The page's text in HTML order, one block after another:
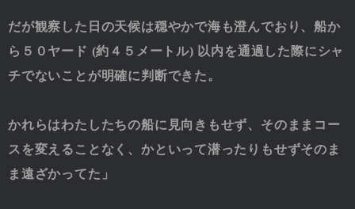
だが観察した日の天候は穏やかで海も澄んでおり、船か
ら５０ヤード (約４５メートル) 以内を通過した際にシャ
チでないことが明確に判断できた。
かれらはわたしたちの船に見向きもせず、そのままコー
スを変えることなく、かといって潜ったりもせずそのま
ま遠ざかってた」